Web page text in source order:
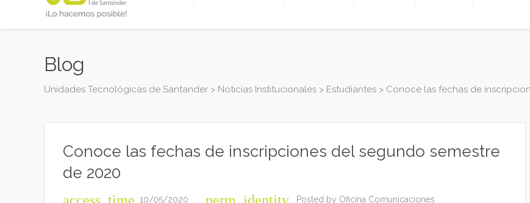
Blog
Unidades Tecnológicas de Santander > Noticias Institucionales > Estudiantes > Conoce las fechas de
Conoce las fechas de inscripciones del segundo semestre
de 2020
10/05/2020 Posted by Oficina Comunicaciones